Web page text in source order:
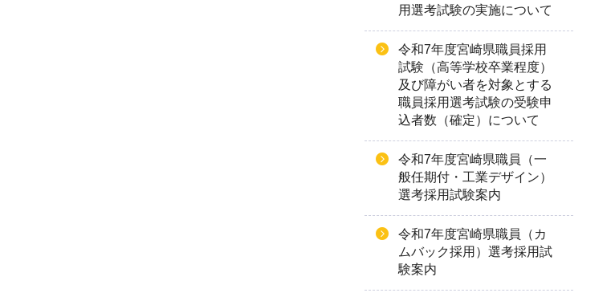
用選考試験の実施について
令和7年度宮崎県職員採用
試験（高等学校卒業程度）
及び障がい者を対象とする
職員採用選考試験の受験申
込者数（確定）について
令和7年度宮崎県職員（一
般任期付・工業デザイン）
選考採用試験案内
令和7年度宮崎県職員（カ
ムバック採用）選考採用試
験案内